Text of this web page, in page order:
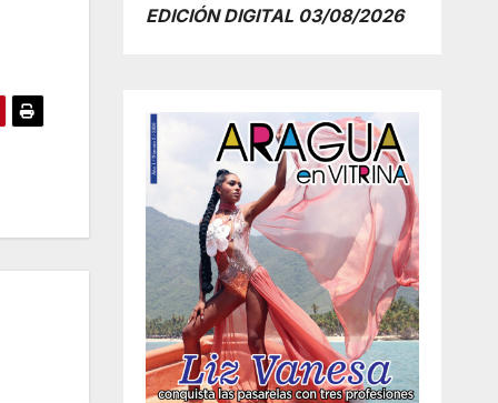
EDICIÓN DIGITAL 03/08/2026